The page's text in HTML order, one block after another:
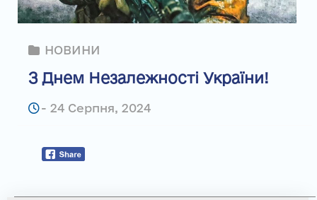
НОВИНИ
З Днем Незалежності України!
- 24 Серпня, 2024